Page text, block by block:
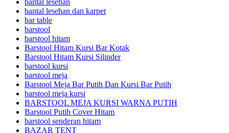
bantal lesehan
bantal lesehan dan karpet
bar table
barstool
barstool hitam
Barstool Hitam Kursi Bar Kotak
Barstool Hitam Kursi Silinder
barstool kursi
barstool meja
Barstool Meja Bar Putih Dan Kursi Bar Putih
barstool meja kursi
BARSTOOL MEJA KURSI WARNA PUTIH
Barstool Putih Cover Hitam
barstool senderan hitam
BAZAR TENT